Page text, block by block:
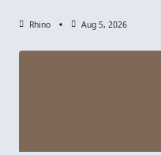
Rhino Aug 5, 2026